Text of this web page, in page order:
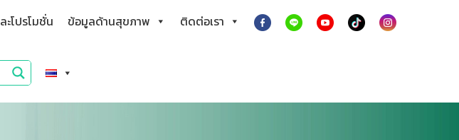
โปรโมชั่น ข้อมูลด้านสุขภาพ ติดต่อเรา